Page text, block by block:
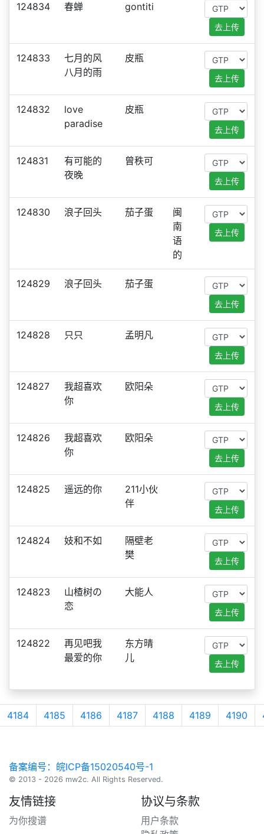
124834 春蝉 gontiti
去上传
124833
七月的风
八月的雨
皮瓶
去上传
124832
love
paradise
皮瓶
去上传
124831
有可能的
夜晚
曾秩可
去上传
124830 浪子回头 茄子蛋
闽
南
语
的
去上传
124829 浪子回头 茄子蛋
去上传
124828 只只 孟明凡
去上传
124827
我超喜欢
你
欧阳朵
去上传
124826
我超喜欢
你
欧阳朵
去上传
124825 遥远的你
211小伙
伴
去上传
124824 妓和不如
隔壁老
樊
去上传
124823
山楂树の
恋
大能人
去上传
124822
再见吧我
最爱的你
东方晴
儿
去上传
4184 4185 4186 4187 4188 4189 4190
备案编号：皖ICP备15020540号-1
© 2013 - 2026 mw2c. All Rights Reserved.
友情链接
为你搜谱
协议与条款
用户条款